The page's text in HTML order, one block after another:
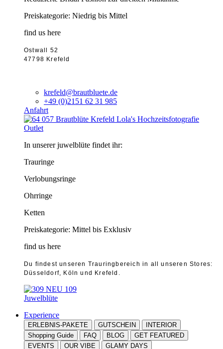
Preiskategorie: Niedrig bis Mittel
find us here
Ostwall 52
47798 Krefeld
krefeld@brautbluete.de
+49 (0)2151 62 31 985
Anfahrt
Outlet
In unserer juwelblüte findet ihr:
Trauringe
Verlobungsringe
Ohrringe
Ketten
Preiskategorie: Mittel bis Exklusiv
find us here
Du findest unseren Trauringbereich in all unseren Stores:
Düsseldorf, Köln und Krefeld.
Juwelblüte
Experience
ERLEBNIS-PAKETE GUTSCHEIN
INTERIOR
Shopping Guide
FAQ BLOG
GET FEATURED
EVENTS
OUR VIBE GLAMY DAYS